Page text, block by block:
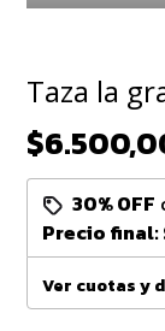
Taza la
30% OFF
Precio final:
Ver cuotas y